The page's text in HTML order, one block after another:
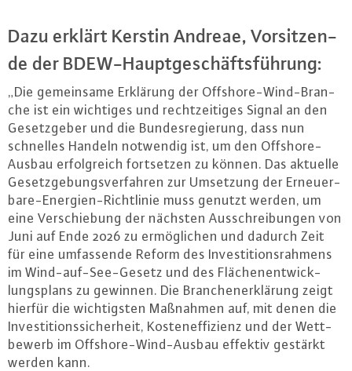
Dazu erklärt Kerstin Andreae, Vor­sit­zen­
de der BDEW-Haupt­ge­schäfts­füh­rung:
„Die ge­mein­sa­me Erklärung der Off­shore-Wind-Bran­
che ist ein wichtiges und recht­zei­ti­ges Signal an den
Ge­setz­ge­ber und die Bun­des­re­gie­rung, dass nun
schnelles Handeln notwendig ist, um den Off­shore-
Aus­bau er­folg­reich fort­set­zen zu können. Das aktuelle
Ge­setz­ge­bungs­ver­fah­ren zur Umsetzung der Er­neu­er­
ba­re-En­er­gi­en-Richt­li­nie muss genutzt werden, um
eine Ver­schie­bung der nächsten Aus­schrei­bun­gen von
Juni auf Ende 2026 zu er­mög­li­chen und dadurch Zeit
für eine um­fas­sen­de Reform des In­ves­ti­ti­ons­rah­mens
im Wind-auf-See-Ge­setz und des Flä­chen­ent­wick­
lungs­plans zu gewinnen. Die Bran­chen­er­klä­rung zeigt
hierfür die wich­tigs­ten Maßnahmen auf, mit denen die
In­ves­ti­ti­ons­si­cher­heit, Kos­ten­ef­fi­zi­enz und der Wett­
be­werb im Off­shore-Wind-Aus­bau effektiv gestärkt
werden kann.